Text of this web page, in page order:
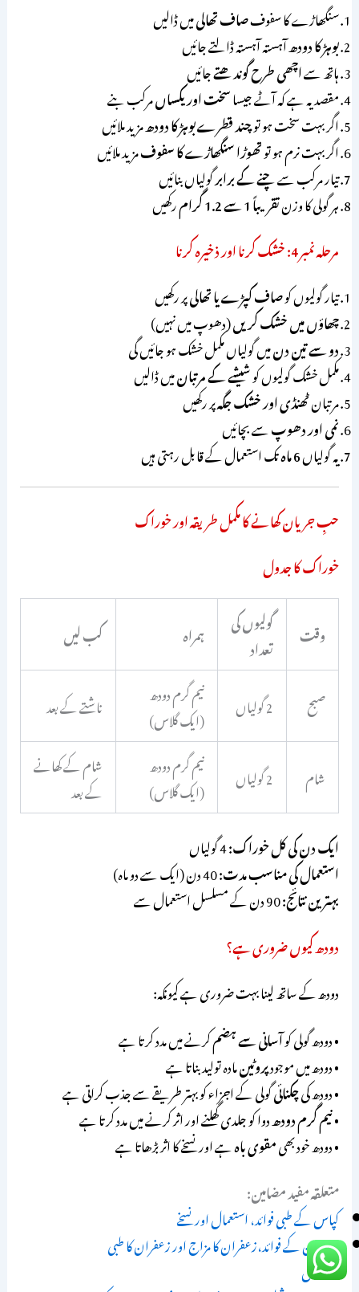
سنگھاڑے کا سفوفصاف تھالیمیں ڈالیں
بوہڑ کا دودھآہستہ آہستہ ڈالتے جائیں
ہاتھ سےاچھی طرح گوندھتےجائیں
مقصد یہ ہے کہ آٹے جیساسخت اور یکساںمرکب بنے
اگر بہت سخت ہو توچند قطرے بوہڑ کا دودھمزید ملائیں
اگر بہت نرم ہو توتھوڑا سنگھاڑے کا سفوفمزید ملائیں
تیار مرکب سےچنے کے برابرگولیاں بنائیں
ہر گولی کا وزنتقریباً 1 سے 1.2 گرام
رکھیں
مرحلہ نمبر 4: خشک کرنا اور ذخیرہ کرنا
تیار گولیوں کوصاف کپڑے یا تھالیپر رکھیں
چھاؤں میں خشک کریں(دھوپ میں نہیں)
دو سے تین دنمیں گولیاں مکمل خشک ہو جائیں گی
مکمل خشک گولیوں کوشیشے کے مرتبانمیں ڈالیں
مرتبانٹھنڈی اور خشک جگہپر رکھیں
نمی اور دھوپسے بچائیں
یہ گولیاں6 ماہ تک استعمال کے قابل رہتی ہیں
حبِ جریان کھانے کا مکمل طریقہ اور خوراک
خوراک کا جدول
وقت
گولیوں کی
تعداد
ہمراہ کب لیں
صبح 2 گولیاں
نیم گرم دودھ
(ایک گلاس)
ناشتے کے بعد
شام 2 گولیاں
نیم گرم دودھ
(ایک گلاس)
شام کے کھانے
کے بعد
ایک دن کی کل خوراک:
استعمال کی مناسب مدت:
بہترین نتائج:
دودھ کیوں ضروری ہے؟
دودھ کے ساتھ لینا بہت ضروری ہے کیونکہ:
• دودھ گولی کوآسانی سے ہضمکرنے میں مدد کرتا ہے
• دودھ میں موجودپروٹینمادہ تولید بناتا ہے
• دودھ کیچکنائیگولی کے اجزاء کو بہتر طریقے سے جذب کراتی ہے
•نیم گرم دودھدوا کو جلدی گھلنے اور اثر کرنے میں مدد کرتا ہے
• دودھ خود بھیمقوی باہہے اور نسخے کا اثر بڑھاتا ہے
متعلقہ مفید مضامین:
کپاس کے طبی فوائد، استعمال اور نسخے
زعفران کے فوائد،زعفران کا مزاج اور زعفران کا طبی
استعمال